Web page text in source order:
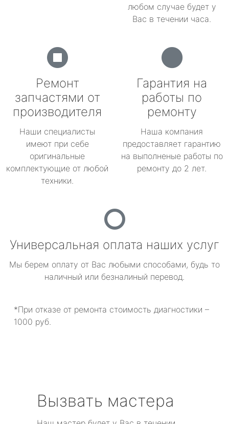
любом случае будет у
Вас в течении часа.
Ремонт
запчастями от
производителя
Наши специалисты
имеют при себе
оригинальные
комплектующие от любой
техники.
Гарантия на
работы по
ремонту
Наша компания
предоставляет гарантию
на выполненые работы по
ремонту до 2 лет.
Универсальная оплата наших услуг
Мы берем оплату от Вас любыми способами, будь то
наличный или безналиный перевод.
*При отказе от ремонта стоимость диагностики –
1000 руб.
Вызвать мастера